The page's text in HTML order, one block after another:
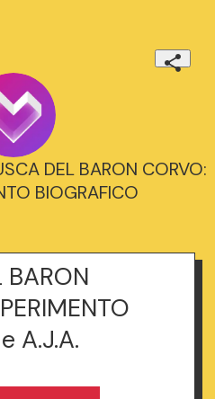
DEL BARON CORVO:
BIOGRAFICO
BARON
A.J.A.